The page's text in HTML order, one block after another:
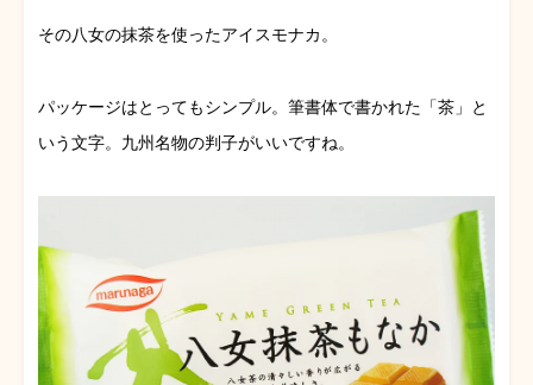
その八女の抹茶を使ったアイスモナカ。
パッケージはとってもシンプル。筆書体で書かれた「茶」と
いう文字。九州名物の判子がいいですね。